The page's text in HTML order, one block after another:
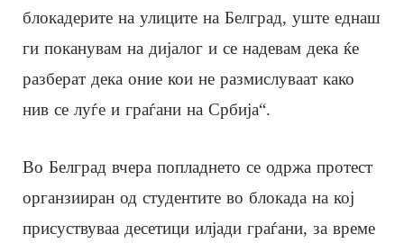
блокадерите на улиците на Белград, уште еднаш
ги поканувам на дијалог и се надевам дека ќе
разберат дека оние кои не размислуваат како
нив се луѓе и граѓани на Србија“.
Во Белград вчера попладнето се одржа протест
органзииран од студентите во блокада на кој
присуствуваа десетици илјади граѓани, за време